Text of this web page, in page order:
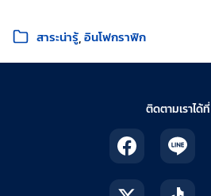
หมวดหมู่:
สาระน่ารู้ อินโฟกราฟิก
ติดตามเราได้ที่